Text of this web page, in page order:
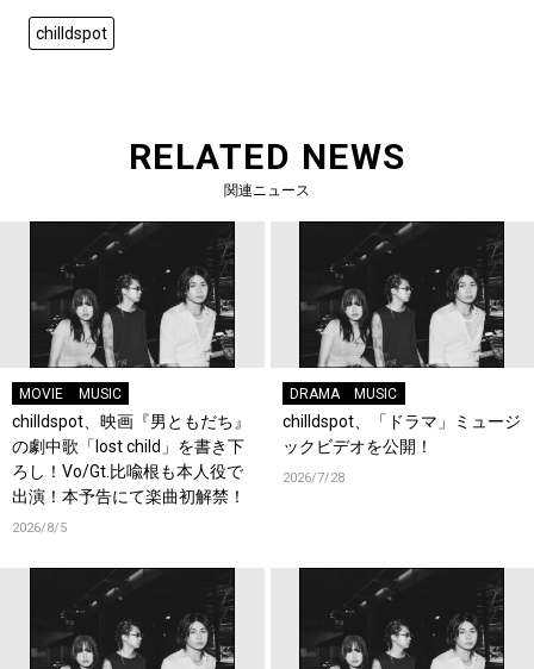
chilldspot
RELATED NEWS
関連ニュース
MOVIE MUSIC
chilldspot、映画『男ともだち』
の劇中歌「lost child」を書き下
ろし！Vo/Gt.比喩根も本人役で
出演！本予告にて楽曲初解禁！
2026/8/5
DRAMA MUSIC
chilldspot、「ドラマ」ミュージ
ックビデオを公開！
2026/7/28